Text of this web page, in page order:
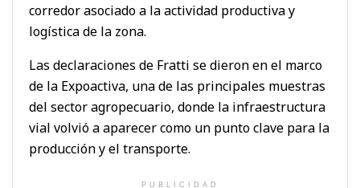
corredor asociado a la actividad productiva y
logística de la zona.
Las declaraciones de Fratti se dieron en el marco
de la Expoactiva, una de las principales muestras
del sector agropecuario, donde la infraestructura
vial volvió a aparecer como un punto clave para la
producción y el transporte.
PUBLICIDAD